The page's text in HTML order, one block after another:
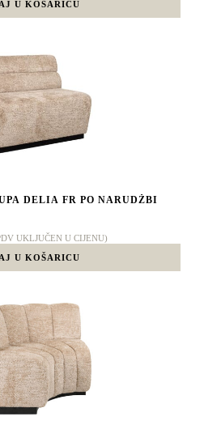
U KOŠARICU
DELIA FR PO NARUDŽBI
UKLJUČEN U CIJENU)
U KOŠARICU